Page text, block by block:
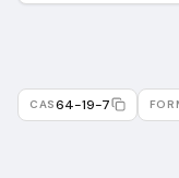
CAS64-19-7